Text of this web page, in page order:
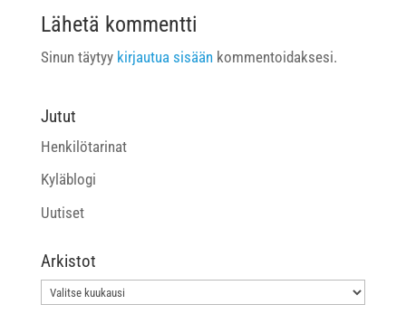
Lähetä kommentti
Sinun täytyy kirjautua sisäänkommentoidaksesi.
Jutut
Henkilötarinat
Kyläblogi
Uutiset
Arkistot
Arkistot